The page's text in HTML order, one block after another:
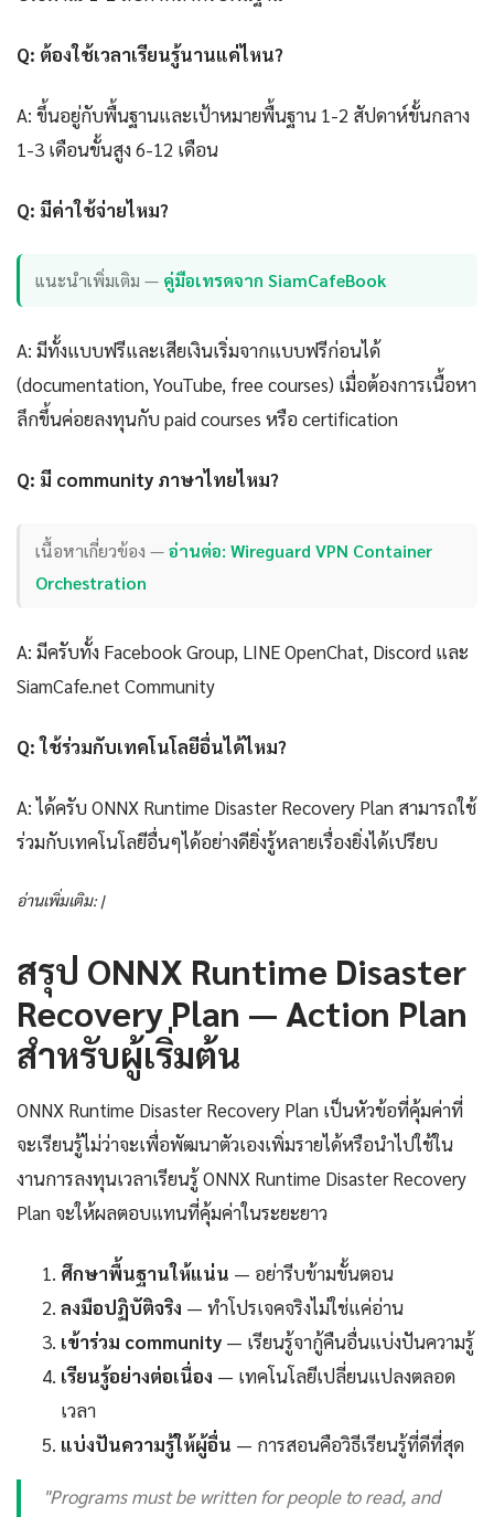
Q: ต้องใช้เวลาเรียนรู้นานแค่ไหน?
A: ขึ้นอยู่กับพื้นฐานและเป้าหมายพื้นฐาน 1-2 สัปดาห์ขั้นกลาง
1-3 เดือนขั้นสูง 6-12 เดือน
Q: มีค่าใช้จ่ายไหม?
แนะนำเพิ่มเติม — คู่มือเทรดจาก SiamCafeBook
A: มีทั้งแบบฟรีและเสียเงินเริ่มจากแบบฟรีก่อนได้
(documentation, YouTube, free courses) เมื่อต้องการเนื้อหา
ลึกขึ้นค่อยลงทุนกับ paid courses หรือ certification
Q: มี community ภาษาไทยไหม?
เนื้อหาเกี่ยวข้อง —อ่านต่อ: Wireguard VPN Container
Orchestration
A: มีครับทั้ง Facebook Group, LINE OpenChat, Discord และ
SiamCafe.net Community
Q: ใช้ร่วมกับเทคโนโลยีอื่นได้ไหม?
A: ได้ครับ ONNX Runtime Disaster Recovery Plan สามารถใช้
ร่วมกับเทคโนโลยีอื่นๆได้อย่างดียิ่งรู้หลายเรื่องยิ่งได้เปรียบ
อ่านเพิ่มเติม: |
สรุป ONNX Runtime Disaster
Recovery Plan — Action Plan
สำหรับผู้เริ่มต้น
ONNX Runtime Disaster Recovery Plan เป็นหัวข้อที่คุ้มค่าที่
จะเรียนรู้ไม่ว่าจะเพื่อพัฒนาตัวเองเพิ่มรายได้หรือนำไปใช้ใน
งานการลงทุนเวลาเรียนรู้ ONNX Runtime Disaster Recovery
Plan จะให้ผลตอบแทนที่คุ้มค่าในระยะยาว
ศึกษาพื้นฐานให้แน่น — อย่ารีบข้ามขั้นตอน
ลงมือปฏิบัติจริง — ทำโปรเจคจริงไม่ใช่แค่อ่าน
เข้าร่วม community — เรียนรู้จากู้คืนอื่นแบ่งปันความรู้
เรียนรู้อย่างต่อเนื่อง — เทคโนโลยีเปลี่ยนแปลงตลอด
เวลา
แบ่งปันความรู้ให้ผู้อื่น — การสอนคือวิธีเรียนรู้ที่ดีที่สุด
"Programs must be written for people to read, and